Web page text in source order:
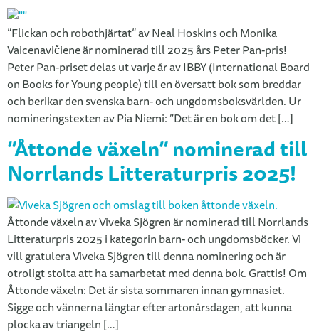
”Flickan och robothjärtat” av Neal Hoskins och Monika
Vaicenavičiene är nominerad till 2025 års Peter Pan-pris!
Peter Pan-priset delas ut varje år av IBBY (International Board
on Books for Young people) till en översatt bok som breddar
och berikar den svenska barn- och ungdomsboksvärlden. Ur
nomineringstexten av Pia Niemi: ”Det är en bok om det […]
”Åttonde växeln” nominerad till
Norrlands Litteraturpris 2025!
Åttonde växeln av Viveka Sjögren är nominerad till Norrlands
Litteraturpris 2025 i kategorin barn- och ungdomsböcker. Vi
vill gratulera Viveka Sjögren till denna nominering och är
otroligt stolta att ha samarbetat med denna bok. Grattis! Om
Åttonde växeln: Det är sista sommaren innan gymnasiet.
Sigge och vännerna längtar efter artonårsdagen, att kunna
plocka av triangeln […]